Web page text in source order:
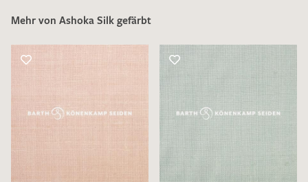
MUSTERANFRAGE SENDEN
Mehr von Ashoka Silk gefärbt